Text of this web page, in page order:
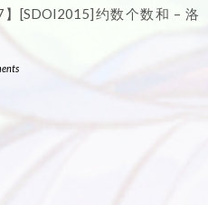
[SDOI2015]约数个数和 – 洛